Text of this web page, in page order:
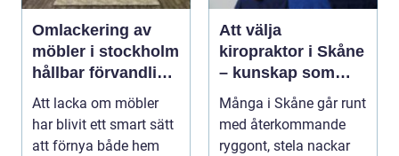
Omlackering av
möbler i stockholm
hållbar förvandling
av hem och kontor
Att lacka om möbler
har blivit ett smart sätt
att förnya både hem
Att välja
kiropraktor i Skåne
– kunskap som
hjälper dig att ta
rätt beslut
Många i Skåne går runt
med återkommande
ryggont, stela nackar